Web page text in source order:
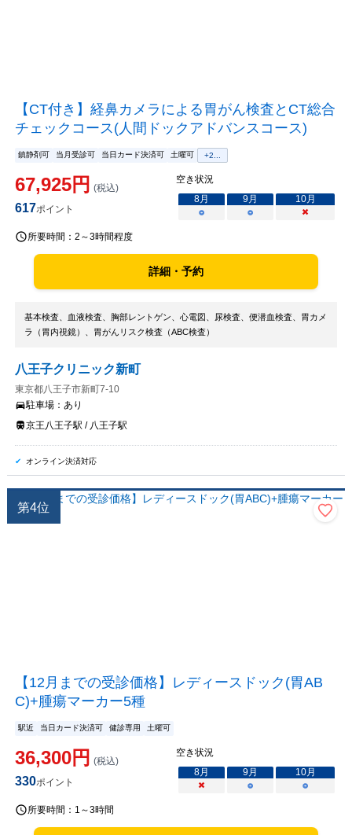
【CT付き】経鼻カメラによる胃がん検査とCT総合
チェックコース(人間ドックアドバンスコース)
鎮静剤可 当月受診可 当日カード決済可 土曜可 +2...
67,925円 (税込)
617ポイント
空き状況
8月 9月 10月
○
○ ×
所要時間： 2～3時間程度
詳細・予約
基本検査、血液検査、胸部レントゲン、心電図、尿検査、便潜血検査、胃カメ
ラ（胃内視鏡）、胃がんリスク検査（ABC検査）
八王子クリニック新町
東京都八王子市新町7-10
駐車場： あり
京王八王子駅 / 八王子駅
オンライン決済対応
第4位
【12月までの受診価格】レディースドック(胃AB
C)+腫瘍マーカー5種
駅近 当日カード決済可 健診専用 土曜可
36,300円 (税込)
330ポイント
空き状況
8月 9月 10月
×
○ ○
所要時間： 1～3時間